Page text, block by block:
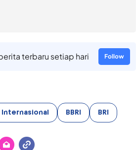
terbaru setiap hari Follow
Internasional BBRI BRI